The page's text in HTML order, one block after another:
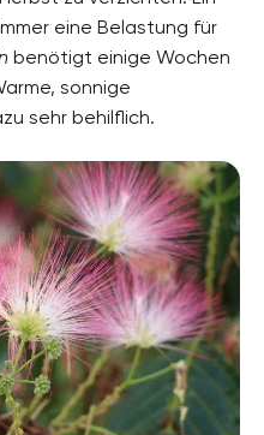
eine Belastung für
benötigt einige Wochen
sonnige
sehr behilflich.